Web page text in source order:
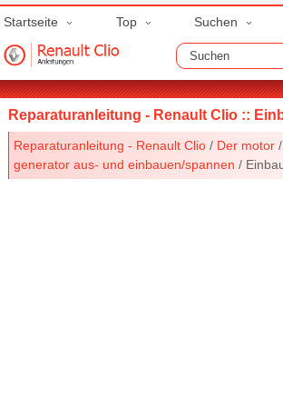
Startseite Top Suchen
Reparaturanleitung - Renault Clio ::
Reparaturanleitung - Renault Clio / Der motor /
generator aus- und einbauen/spannen /